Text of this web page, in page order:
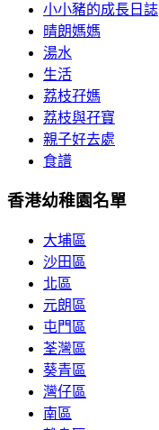
小小豬的成長日誌
晴朗媽媽
湯水
生活
荔枝孖媽
荔枝與孖寶
親子好去處
食譜
香港幼稚園名單
大埔區
沙田區
北區
元朗區
屯門區
荃灣區
葵青區
灣仔區
南區